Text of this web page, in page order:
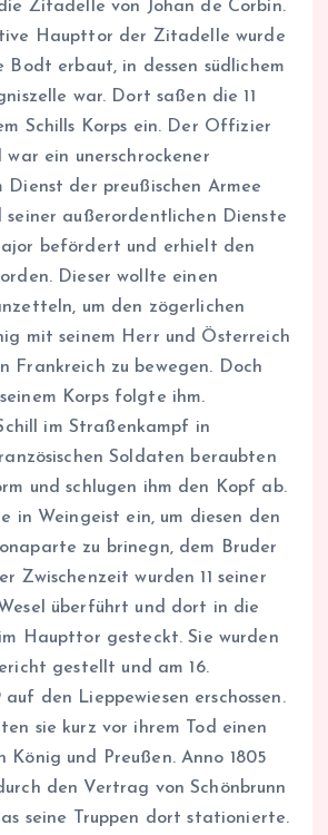
Zitadelle von Johan de Corbin.
Haupttor der Zitadelle wurde
Bodt erbaut, in dessen südlichem
war. Dort saßen die 11
Schills Korps ein. Der Offizier
war ein unerschrockener
Dienst der preußischen Armee
seiner außerordentlichen Dienste
befördert und erhielt den
Dieser wollte einen
um den zögerlichen
mit seinem Herr und Österreich
Frankreich zu bewegen. Doch
Korps folgte ihm.
im Straßenkampf in
Soldaten beraubten
und schlugen ihm den Kopf ab.
in Weingeist ein, um diesen den
zu brinegn, dem Bruder
Zwischenzeit wurden 11 seiner
überführt und dort in die
Haupttor gesteckt. Sie wurden
gestellt und am 16.
auf den Lieppewiesen erschossen.
sie kurz vor ihrem Tod einen
König und Preußen. Anno 1805
den Vertrag von Schönbrunn
seine Truppen dort stationierte.